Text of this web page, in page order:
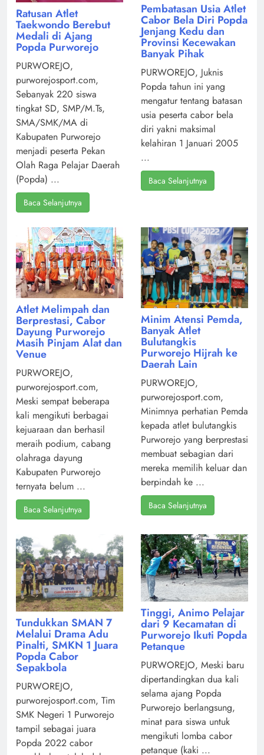
Ratusan Atlet
Taekwondo Berebut
Medali di Ajang
Popda Purworejo
PURWOREJO,
purworejosport.com,
Sebanyak 220 siswa
tingkat SD, SMP/M.Ts,
SMA/SMK/MA di
Kabupaten Purworejo
menjadi peserta Pekan
Olah Raga Pelajar Daerah
(Popda) ...
Baca Selanjutnya
Pembatasan Usia Atlet
Cabor Bela Diri Popda
Jenjang Kedu dan
Provinsi Kecewakan
Banyak Pihak
PURWOREJO, Juknis
Popda tahun ini yang
mengatur tentang batasan
usia peserta cabor bela
diri yakni maksimal
kelahiran 1 Januari 2005
...
Baca Selanjutnya
Atlet Melimpah dan
Berprestasi, Cabor
Dayung Purworejo
Masih Pinjam Alat dan
Venue
PURWOREJO,
purworejosport.com,
Meski sempat beberapa
kali mengikuti berbagai
kejuaraan dan berhasil
meraih podium, cabang
olahraga dayung
Kabupaten Purworejo
ternyata belum ...
Baca Selanjutnya
Minim Atensi Pemda,
Banyak Atlet
Bulutangkis
Purworejo Hijrah ke
Daerah Lain
PURWOREJO,
purworejosport.com,
Minimnya perhatian Pemda
kepada atlet bulutangkis
Purworejo yang berprestasi
membuat sebagian dari
mereka memilih keluar dan
berpindah ke ...
Baca Selanjutnya
Tundukkan SMAN 7
Melalui Drama Adu
Pinalti, SMKN 1 Juara
Popda Cabor
Sepakbola
PURWOREJO,
purworejosport.com, Tim
SMK Negeri 1 Purworejo
tampil sebagai juara
Popda 2022 cabor
Tinggi, Animo Pelajar
dari 9 Kecamatan di
Purworejo Ikuti Popda
Petanque
PURWOREJO, Meski baru
dipertandingkan dua kali
selama ajang Popda
Purworejo berlangsung,
minat para siswa untuk
mengikuti lomba cabor
petanque (kaki ...